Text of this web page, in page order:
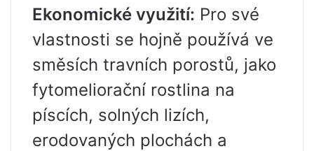
Ekonomické využití: Pro své
vlastnosti se hojně používá ve
směsích travních porostů, jako
fytomeliorační rostlina na
píscích, solných lizích,
erodovaných plochách a